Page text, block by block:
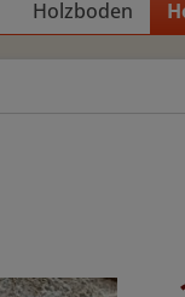
Holzboden